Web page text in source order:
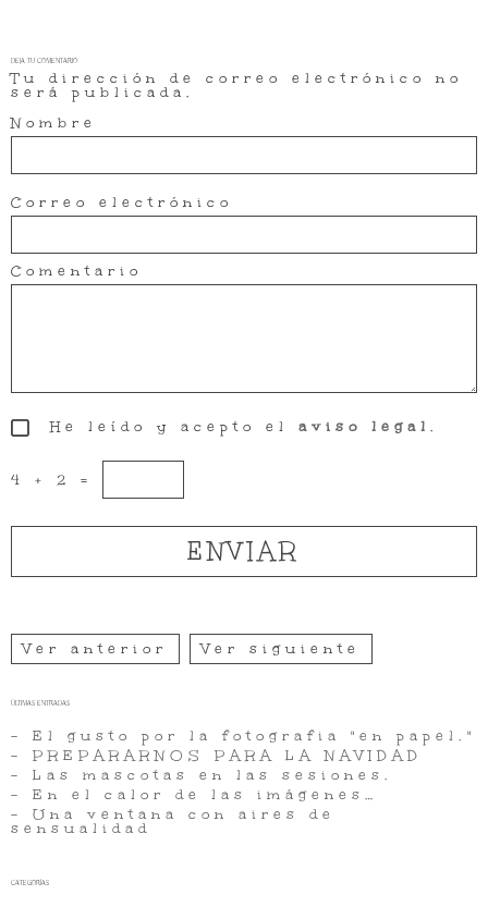
DEJA TU COMENTARIO
Tu dirección de correo electrónico no
será publicada.
Nombre
Correo electrónico
Comentario
He leído y acepto el aviso legal .
4 + 2 =
Ver anterior Ver siguiente
ÚLTIMAS ENTRADAS
- El gusto por la fotografia "en papel."
- PREPARARNOS PARA LA NAVIDAD
- Las mascotas en las sesiones.
- En el calor de las imágenes…
- Una ventana con aires de
sensualidad
CATEGORÍAS